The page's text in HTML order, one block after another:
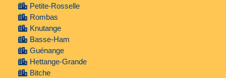
Petite-Rosselle
Rombas
Knutange
Basse-Ham
Guénange
Hettange-Grande
Bitche